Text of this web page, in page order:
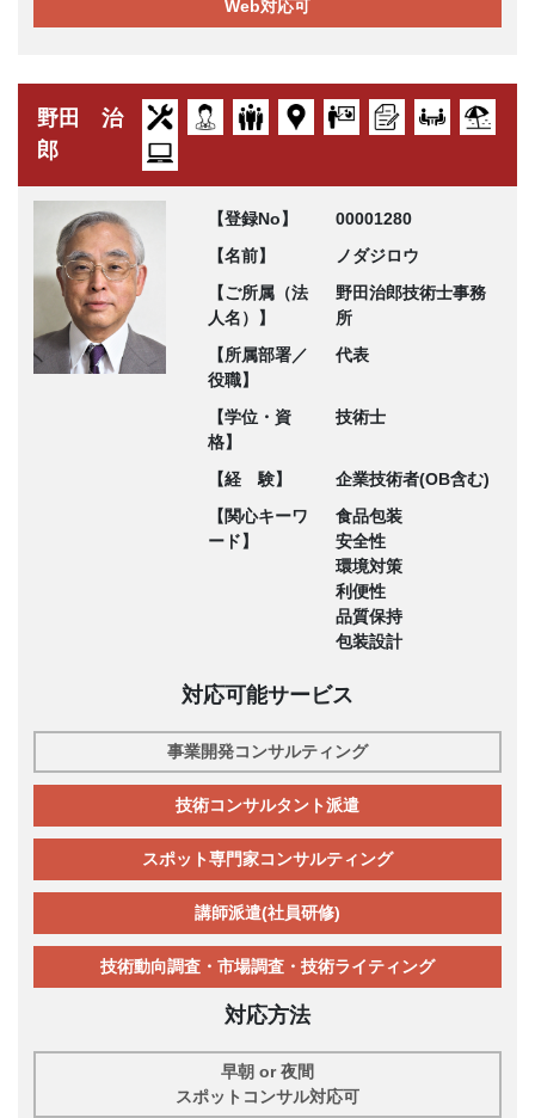
Web対応可
野田 治
郎
【登録No】
00001280
【名前】
ノダジロウ
【ご所属（法
人名）】
野田治郎技術士事務
所
【所属部署／
役職】
代表
【学位・資
格】
技術士
【経 験】
企業技術者(OB含む)
【関心キーワ
ード】
食品包装
安全性
環境対策
利便性
品質保持
包装設計
対応可能サービス
事業開発コンサルティング
技術コンサルタント派遣
スポット専門家コンサルティング
講師派遣(社員研修)
技術動向調査・市場調査・技術ライティング
対応方法
早朝 or 夜間
スポットコンサル対応可